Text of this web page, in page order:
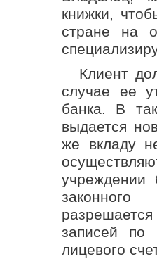
книжки,
стране на
Клиент
случае ее
банка. В
выдается
же вкладу
учреждении
законного
записей по
лицевого